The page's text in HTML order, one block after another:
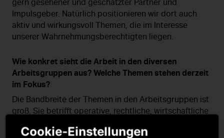
gern gesehener und geschätzter Partner und
Impulsgeber. Natürlich positionieren wir dort auch
aktiv und wirkungsvoll Themen, die im Interesse
unserer Wahrnehmungsberechtigten liegen.
Wie konkret sieht die Arbeit in den diversen
Arbeitsgruppen aus? Welche Themen stehen derzeit
im Fokus?
Die Bandbreite der Themen in den Arbeitsgruppen ist
groß. Sie betrifft operative, rechtliche, wirtschaftliche
standen auch technische Fragen zu internationalen
Cookie-Einstellungen